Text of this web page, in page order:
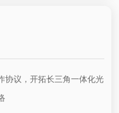
协议，开拓长三角一体化光